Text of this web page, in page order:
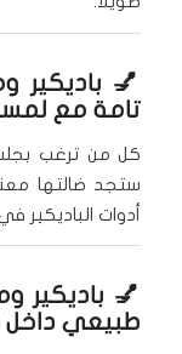
💅 باديكير
تامة مع
كل من ترغب
ستجد ضالتها
أدوات الباديكير
💅 باديكير
طبيعي داخل